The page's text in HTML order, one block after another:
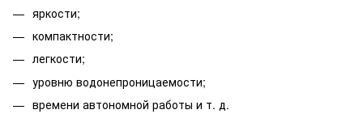
яркости;
компактности;
легкости;
уровню водонепроницаемости;
времени автономной работы и т. д.